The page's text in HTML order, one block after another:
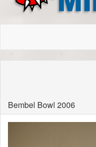
Bembel Bowl 2006